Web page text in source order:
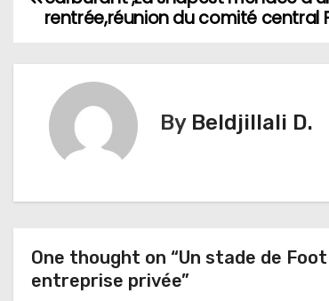
v
t
i
o
rentrée,réunion du comité central
By Beldjillali D.
One thought on “Un stade de
entreprise privée”